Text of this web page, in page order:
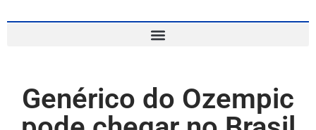
Genérico do Ozempic